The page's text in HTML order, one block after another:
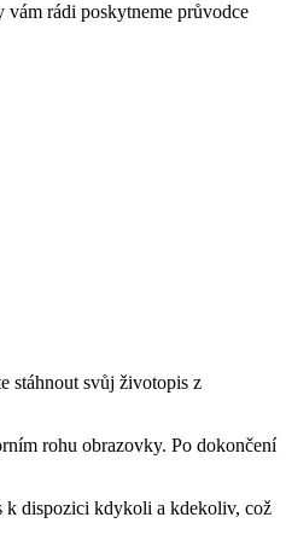
rádi poskytneme průvodce
stáhnout svůj životopis z
rohu obrazovky. Po dokončení
k dispozici kdykoli a kdekoliv, což